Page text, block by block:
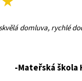
domluva, rychlé
-Mateřská škola